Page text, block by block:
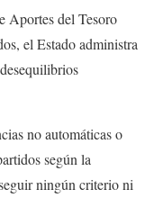
Aportes del Tesoro
el Estado administra
no automáticas o
según la
ningún criterio ni